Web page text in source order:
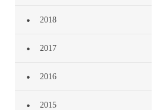
2018
2017
2016
2015